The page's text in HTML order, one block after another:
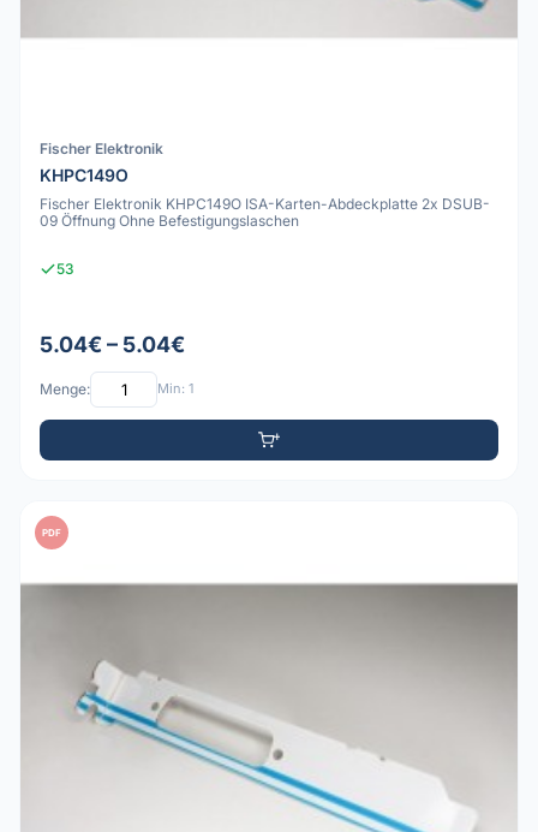
Fischer Elektronik
KHPC149O
Fischer Elektronik KHPC149O ISA-Karten-Abdeckplatte 2x DSUB-
09 Öffnung Ohne Befestigungslaschen
53
5.04€ – 5.04€
Menge: Min: 1
PDF